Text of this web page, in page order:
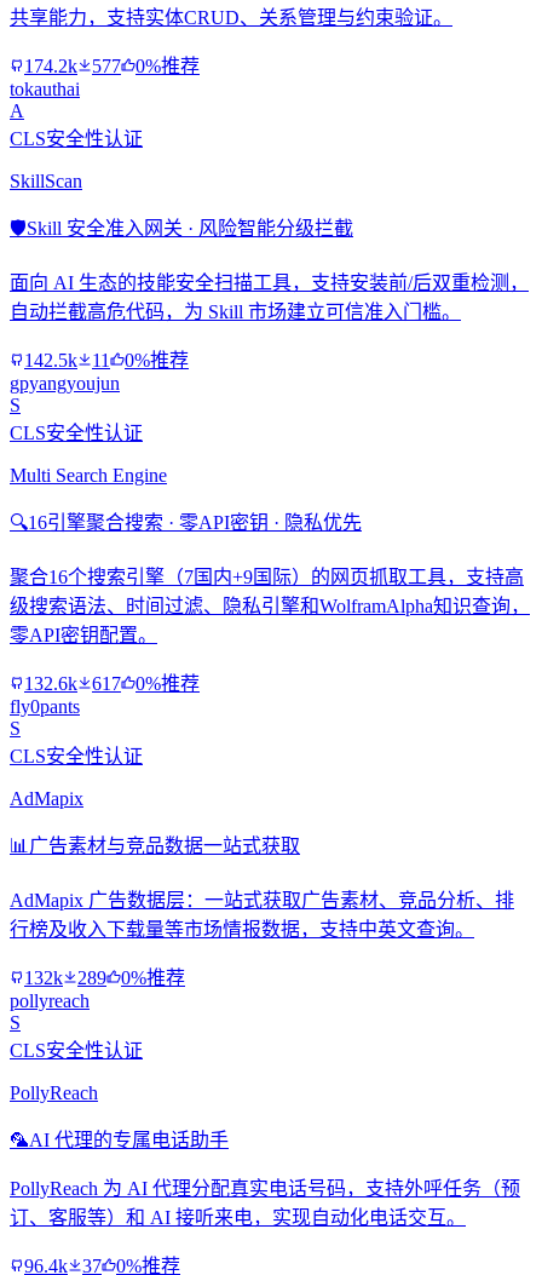
共享能力，支持实体CRUD、关系管理与约束验证。
174.2k 577
0%推荐
tokauthai
A
CLS安全性认证
SkillScan
🛡️Skill 安全准入网关 · 风险智能分级拦截
面向 AI 生态的技能安全扫描工具，支持安装前/后双重检测，
自动拦截高危代码，为 Skill 市场建立可信准入门槛。
142.5k 11
0%推荐
gpyangyoujun
S
CLS安全性认证
Multi Search Engine
🔍16引擎聚合搜索 · 零API密钥 · 隐私优先
聚合16个搜索引擎（7国内+9国际）的网页抓取工具，支持高
级搜索语法、时间过滤、隐私引擎和WolframAlpha知识查询，
零API密钥配置。
132.6k 617
0%推荐
fly0pants
S
CLS安全性认证
AdMapix
📊 广告素材与竞品数据一站式获取
AdMapix 广告数据层：一站式获取广告素材、竞品分析、排
行榜及收入下载量等市场情报数据，支持中英文查询。
132k 289
0%推荐
pollyreach
S
CLS安全性认证
PollyReach
🦜AI 代理的专属电话助手
PollyReach 为 AI 代理分配真实电话号码，支持外呼任务（预
订、客服等）和 AI 接听来电，实现自动化电话交互。
96.4k 37 0%推荐